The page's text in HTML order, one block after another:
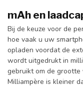
mAh en
Bij de keuze voor de
hoe vaak u uw
opladen voordat de
wordt uitgedrukt in
gebruikt om de
Milliampère is kleiner